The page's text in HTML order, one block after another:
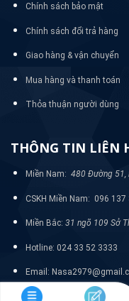
Chính sách bảo mật
Chính sách đổi trả hàng
Giao hàng & vận chuyển
Mua hàng và thanh toán
Thỏa thuận người dùng
THÔNG TIN LIÊN
Miền Nam: 480 Đường 51,
CSKH Miền Nam: 096 137
Miền Bắc: 31 ngõ 109 Sở
Hotline: 024 33 52 3333
Email: